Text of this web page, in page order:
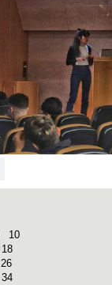
10
18
26
34